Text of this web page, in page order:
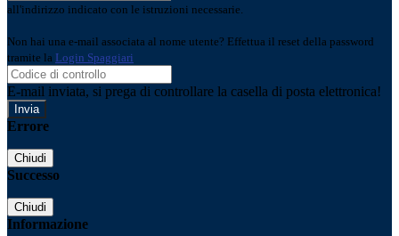
all'indirizzo indicato con le istruzioni necessarie.
Non hai una e-mail associata al nome utente? Effettua il reset della password
tramite la Login Spaggiari
E-mail inviata, si prega di controllare la casella di posta elettronica!
Errore
Chiudi
Successo
Chiudi
Informazione